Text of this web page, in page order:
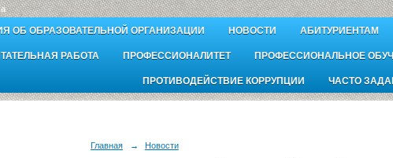
ОБ ОБРАЗОВАТЕЛЬНОЙ ОРГАНИЗАЦИИ НОВОСТИ АБИТУРИЕНТАМ
РАБОТА ПРОФЕССИОНАЛИТЕТ ПРОФЕССИОНАЛЬНОЕ
ПРОТИВОДЕЙСТВИЕ КОРРУПЦИИ ЧАСТО
Главная → Новости